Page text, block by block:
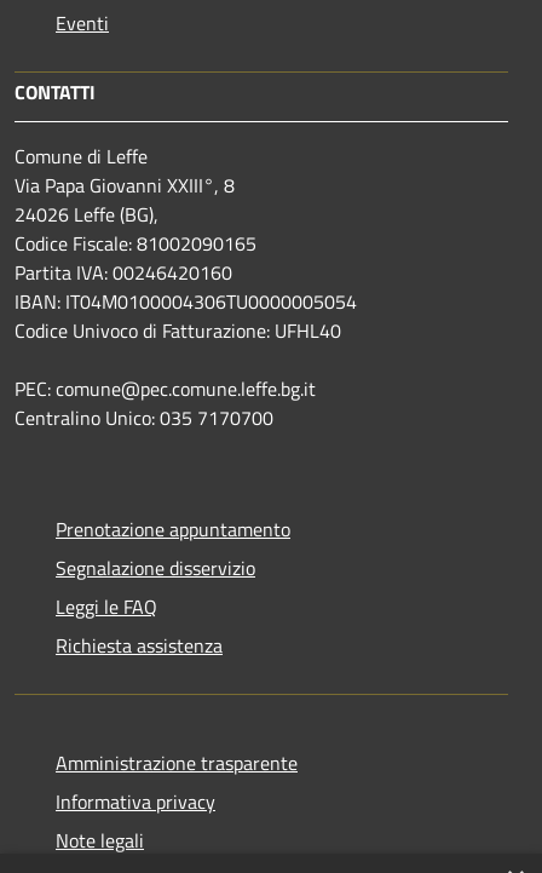
Eventi
CONTATTI
Comune di Leffe
Via Papa Giovanni XXIII°, 8
24026 Leffe (BG),
Codice Fiscale: 81002090165
Partita IVA: 00246420160
IBAN: IT04M0100004306TU0000005054
Codice Univoco di Fatturazione: UFHL40
PEC: comune@pec.comune.leffe.bg.it
Centralino Unico: 035 7170700
Prenotazione appuntamento
Segnalazione disservizio
Leggi le FAQ
Richiesta assistenza
Amministrazione trasparente
Informativa privacy
Note legali